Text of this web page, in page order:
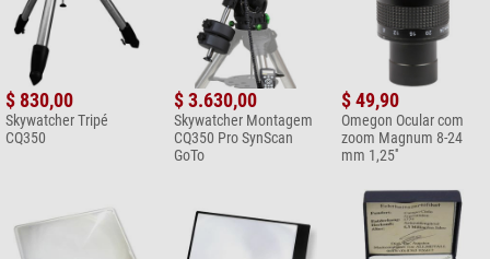
$ 830,00
Skywatcher Tripé
CQ350
$ 3.630,00
Skywatcher Montagem
CQ350 Pro SynScan
GoTo
$ 49,90
Omegon Ocular com
zoom Magnum 8-24
mm 1,25''